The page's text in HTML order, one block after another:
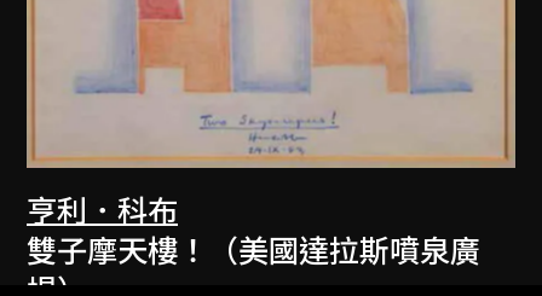
亨利．科布
雙子摩天樓！（美國達拉斯噴泉廣